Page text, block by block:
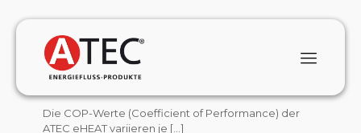
January 1, 2024
Welchen COP hat die ATEC eHEAT
Die COP-Werte (Coefficient of Performance) der
ATEC eHEAT variieren je […]